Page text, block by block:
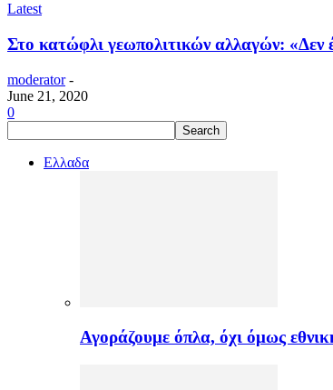
Latest
Στο κατώφλι γεωπολιτικών αλλαγών: «Δεν
moderator -
June 21, 2020
0
Ελλαδα
Αγοράζουμε όπλα, όχι όμως